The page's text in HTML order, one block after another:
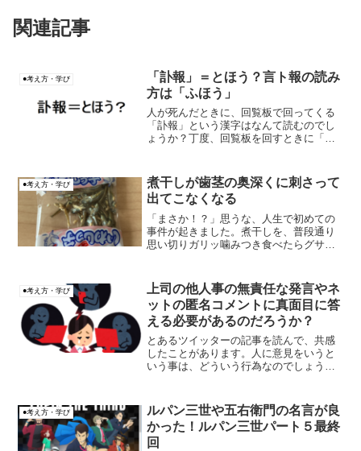
関連記事
●考え方・学び
「訃報」＝とほう？言ト報の読み
方は「ふほう」
人が死んだときに、回覧板で回ってくる
「訃報」という漢字はなんて読むのでし
ょうか？丁度、回覧板を回すときに「と
覧板を回してきたのですが、相手が理解
するのに戸惑っていました...
●考え方・学び
煮干しが歯茎の奥深くに刺さって
出てこなくなる
「まさか！？」思うな、人生で初めての
事件が起きました。煮干しを、普段通り
思い切りガリッ噛みつき食べたらグサッ
●考え方・学び
上司の他人事の無責任な発言やネ
ットの匿名コメントに真面目に答
える必要があるのだろうか？
とあるツイッターの記事を読んで、共感
したことがあります。人に意見をいうと
いう事は、どういう行為なのでしょうか
●考え方・学び
ルパン三世や五右衛門の名言が良
かった！ルパン三世パート５最終
回